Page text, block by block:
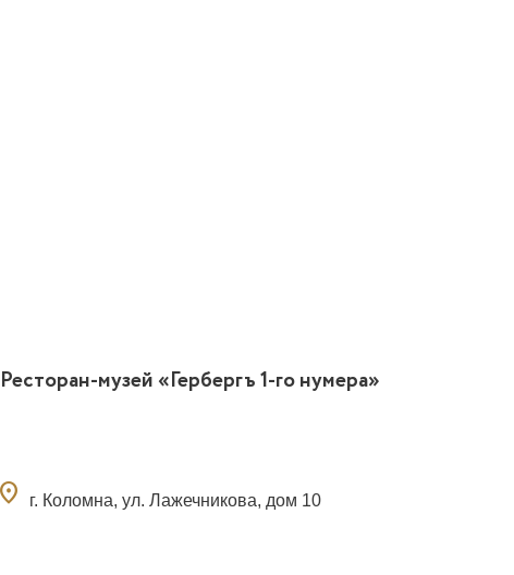
Ресторан-музей «Гербергъ 1-го нумера»
г. Коломна, ул. Лажечникова, дом 10